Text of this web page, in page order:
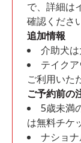
で、詳細は
確認くださ
追加情報
介助犬は
テイク
ご利用いた
ご予約前の
5歳未満
は無料チケ
ナショ